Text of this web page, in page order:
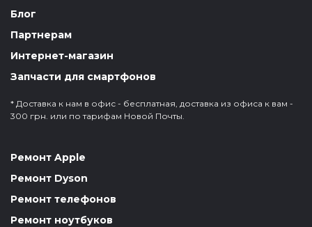
Блог
Партнерам
Интернет-магазин
Запчасти для смартфонов
* Доставка к нам в офис - бесплатная, доставка из офиса к вам -
300 грн. или по тарифам Новой Почты.
Ремонт Apple
Ремонт Dyson
Ремонт телефонов
Ремонт ноутбуков